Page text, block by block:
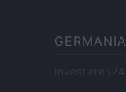
GERMANIA
Investieren24